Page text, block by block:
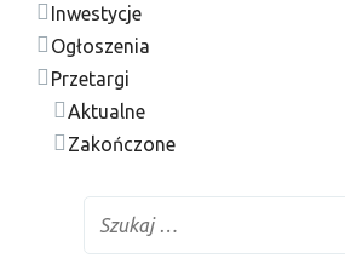
Inwestycje
Ogłoszenia
Przetargi
Aktualne
Zakończone